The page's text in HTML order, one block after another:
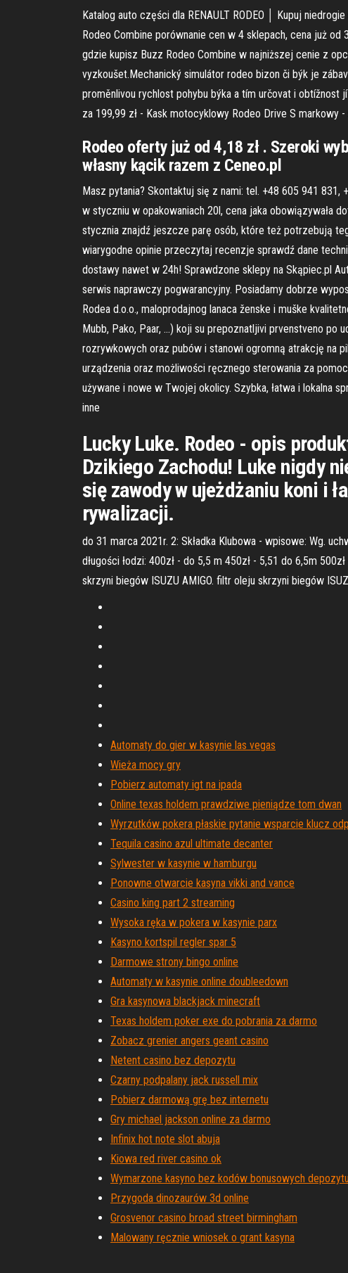
Katalog auto części dla RENAULT RODEO │ Kupuj
Rodeo Combine porównanie cen w 4 sklepach, cena już
gdzie kupisz Buzz Rodeo Combine w najniższej cenie z
vyzkoušet.Mechanický simulátor rodeo bizon či býk je
proměnlivou rychlost pohybu býka a tím určovat i obtížnost
za 199,99 zł - Kask motocyklowy Rodeo Drive S
Rodeo oferty już od 4,18 zł . Szeroki
własny kącik razem z Ceneo.pl
Masz pytania? Skontaktuj się z nami: tel. +48 605 941
w styczniu w opakowaniach 20l, cena jaka obowiązywała
stycznia znajdź jeszcze parę osób, które też potrzebują
wiarygodne opinie przeczytaj recenzje sprawdź dane
dostawy nawet w 24h! Sprawdzone sklepy na Skąpiec.pl
serwis naprawczy pogwarancyjny. Posiadamy dobrze
Rodea d.o.o., maloprodajnog lanaca ženske i muške
Mubb, Pako, Paar, …) koji su prepoznatljivi prvenstveno po
rozrywkowych oraz pubów i stanowi ogromną atrakcję na
urządzenia oraz możliwości ręcznego sterowania za
używane i nowe w Twojej okolicy. Szybka, łatwa i lokalna
inne
Lucky Luke. Rodeo - opis
Dzikiego Zachodu! Luke nigdy
się zawody w ujeżdżaniu koni i
rywalizacji.
do 31 marca 2021r. 2: Składka Klubowa - wpisowe: Wg.
długości łodzi: 400zł - do 5,5 m 450zł - 5,51 do 6,5m
skrzyni biegów ISUZU AMIGO. filtr oleju skrzyni biegów
Automaty do gier w kasynie las vegas
Wieża mocy gry
Pobierz automaty igt na ipada
Online texas holdem prawdziwe pieniądze tom dwan
Wyrzutków pokera płaskie pytanie wsparcie klucz
Tequila casino azul ultimate decanter
Sylwester w kasynie w hamburgu
Ponowne otwarcie kasyna vikki and vance
Casino king part 2 streaming
Wysoka ręka w pokera w kasynie parx
Kasyno kortspil regler spar 5
Darmowe strony bingo online
Automaty w kasynie online doubleedown
Gra kasynowa blackjack minecraft
Texas holdem poker exe do pobrania za darmo
Zobacz grenier angers geant casino
Netent casino bez depozytu
Czarny podpalany jack russell mix
Pobierz darmową grę bez internetu
Gry michael jackson online za darmo
Infinix hot note slot abuja
Kiowa red river casino ok
Wymarzone kasyno bez kodów bonusowych
Przygoda dinozaurów 3d online
Grosvenor casino broad street birmingham
Malowany ręcznie wniosek o grant kasyna